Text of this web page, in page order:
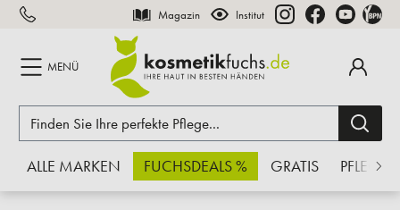
springen Magazin Institut
MENÜ
ALLE MARKEN FUCHSDEALS % GRATIS PFLEGE